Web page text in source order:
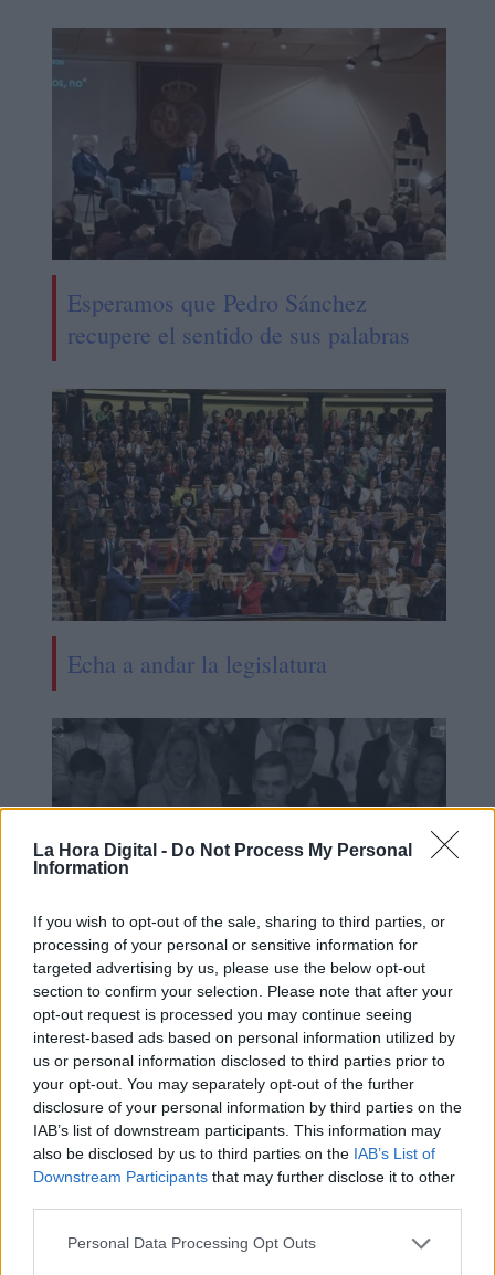
La Hora Digital - Do Not Process My Personal
Information
If you wish to opt-out of the sale, sharing to third parties, or
processing of your personal or sensitive information for
targeted advertising by us, please use the below opt-out
section to confirm your selection. Please note that after your
opt-out request is processed you may continue seeing
interest-based ads based on personal information utilized by
us or personal information disclosed to third parties prior to
your opt-out. You may separately opt-out of the further
disclosure of your personal information by third parties on the
IAB’s list of downstream participants. This information may
also be disclosed by us to third parties on the IAB’s List of
Downstream Participants that may further disclose it to other
Personal Data Processing Opt Outs
Esperamos que Pedro Sánchez
recupere el sentido de sus palabras
Echa a andar la legislatura
'7 votos después', el micrometraje
viral